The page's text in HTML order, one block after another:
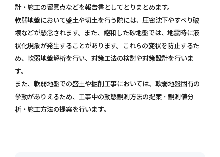
計・施工の留意点などを報告書としてとりまとめます。
軟弱地盤において盛土や切土を行う際には、圧密沈下やすべり破
壊などが懸念されます。また、飽和した砂地盤では、地震時に液
状化現象が発生することがあります。これらの変状を防止するた
め、軟弱地盤解析を行い、対策工法の検討や対策設計を行いま
す。
また、軟弱地盤での盛土や掘削工事においては、軟弱地盤固有の
挙動がありえるため、工事中の動態観測方法の提案・観測値分
析・施工方法の提案を行います。